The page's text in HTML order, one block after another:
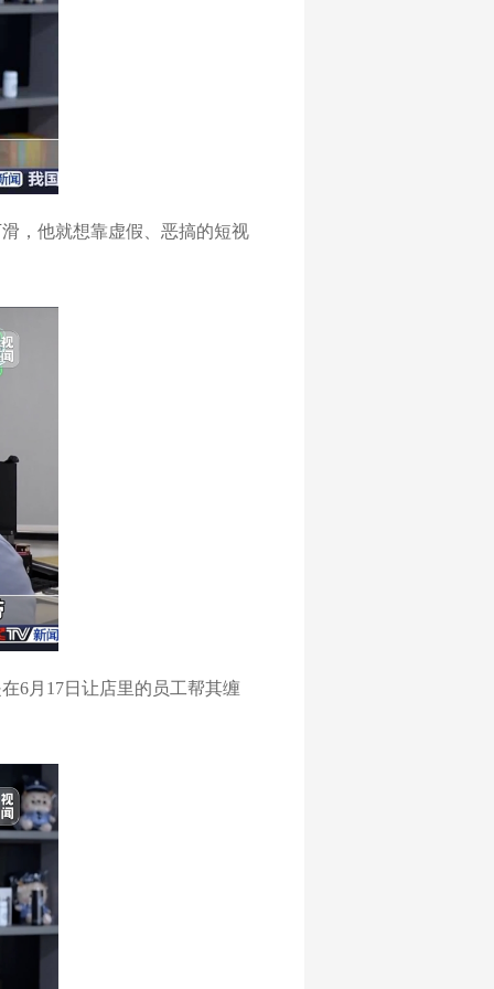
，他就想靠虚假、恶搞的短视
6月17日让店里的员工帮其缠